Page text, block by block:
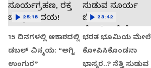
15 ದಿನಗಳಲ್ಲಿ ಆಕಾಶದಲ್ಲಿ
ಡಬಲ್ ವಿಸ್ಮಯ: “ಅಗ್ನಿ
ಉಂಗುರ”
25:18
ಭರತ ಭೂಮಿಯ ಮೇಲೆ
ಕೋಪಿಸಿಕೊಂಡನಾ
ಭಾಸ್ಕರ..? ನೆತ್ತಿ ಸುಡುವ
23:42